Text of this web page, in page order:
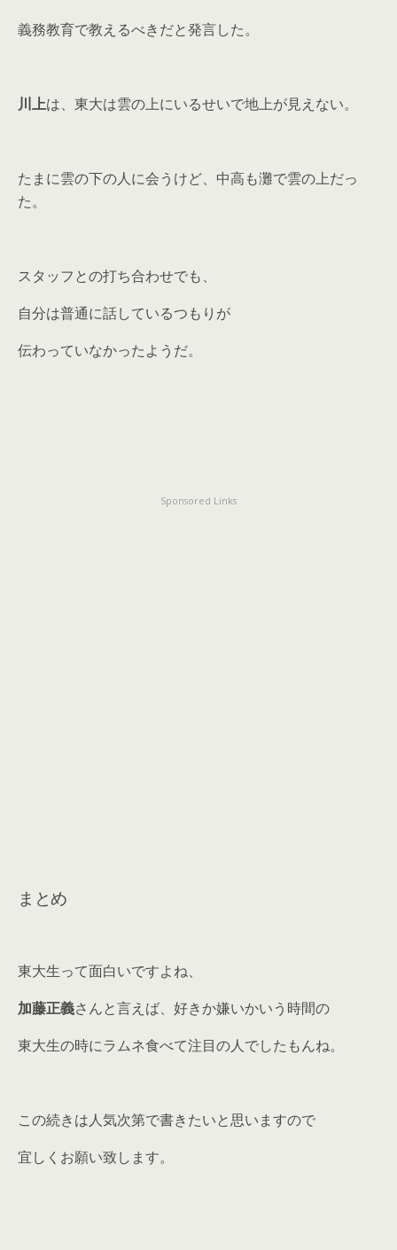
義務教育で教えるべきだと発言した。
川上は、東大は雲の上にいるせいで地上が見えない。
たまに雲の下の人に会うけど、中高も灘で雲の上だっ
た。
スタッフとの打ち合わせでも、
自分は普通に話しているつもりが
伝わっていなかったようだ。
Sponsored Links
まとめ
東大生って面白いですよね、
加藤正義さんと言えば、好きか嫌いかいう時間の
東大生の時にラムネ食べて注目の人でしたもんね。
この続きは人気次第で書きたいと思いますので
宜しくお願い致します。